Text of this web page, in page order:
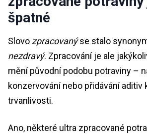
špatné
Slovozpracovanýse stalo
nezdravý. Zpracování je ale
mění původní podobu potraviny –
konzervování nebo přidávání aditiv
trvanlivosti.
Ano, některé ultra zpracované